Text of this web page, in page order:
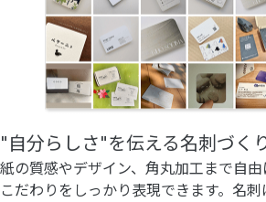
"自分らしさ"を伝える名刺づく
紙の質感やデザイン、角丸加工まで自
こだわりをしっかり表現できます。名